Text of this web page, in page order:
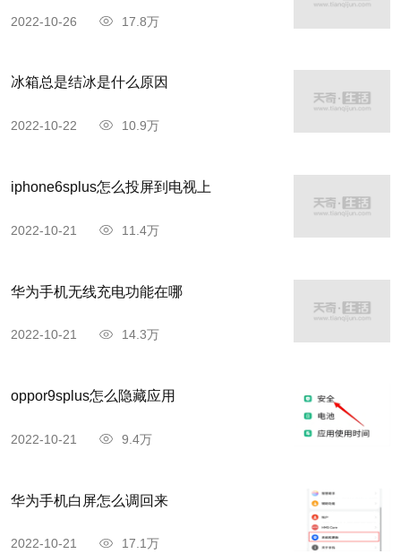
2022-10-26 17.8万
冰箱总是结冰是什么原因
2022-10-22 10.9万
iphone6splus怎么投屏到电视上
2022-10-21 11.4万
华为手机无线充电功能在哪
2022-10-21 14.3万
oppor9splus怎么隐藏应用
2022-10-21 9.4万
华为手机白屏怎么调回来
2022-10-21 17.1万